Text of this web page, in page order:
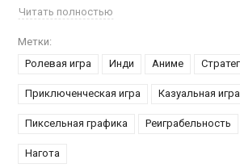
элементами РПГ и визуальной новеллы, где
много интересных персонажей, каждый с
навыками и способностями, но чтобы
Приключение в современном мире
Дайте персонажам имена своих друзей и
Читать полностью
Метки:
Ролевая игра
Инди Аниме
Приключенческая игра Казуальная игра
Пиксельная графика Реиграбельность
Нагота